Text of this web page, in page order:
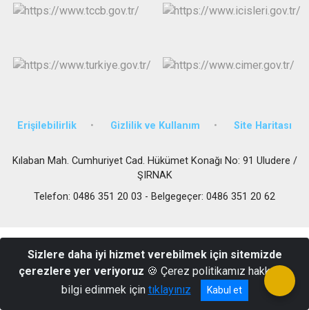
Erişilebilirlik Gizlilik ve Kullanım Site Haritası
Kılaban Mah. Cumhuriyet Cad. Hükümet Konağı No: 91 Uludere /
ŞIRNAK
Telefon: 0486 351 20 03 - Belgegeçer: 0486 351 20 62
Sizlere daha iyi hizmet verebilmek için sitemizde
çerezlere yer veriyoruz 🍪 Çerez politikamız hakkında
bilgi edinmek için tıklayınız Kabul et